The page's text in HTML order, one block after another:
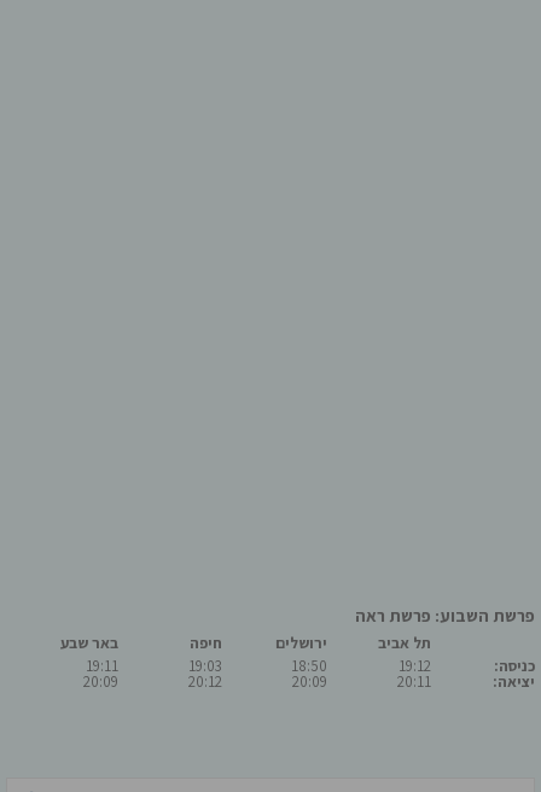
פרשת השבוע: פרשת ראה
כניסה:
יציאה:
תל אביב
19:12
20:11
ירושלים
18:50
20:09
חיפה
19:03
20:12
באר שבע
19:11
20:09